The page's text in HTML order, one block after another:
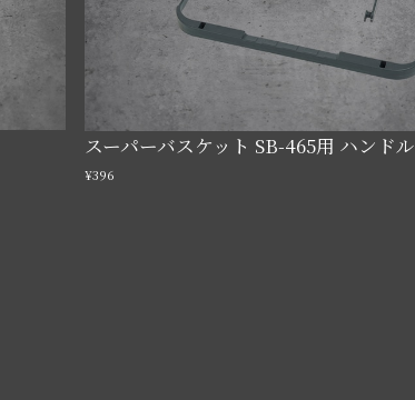
スーパーバスケット SB-465用 ハンドル
¥396